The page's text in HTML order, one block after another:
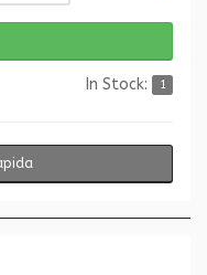
In Stock: 1